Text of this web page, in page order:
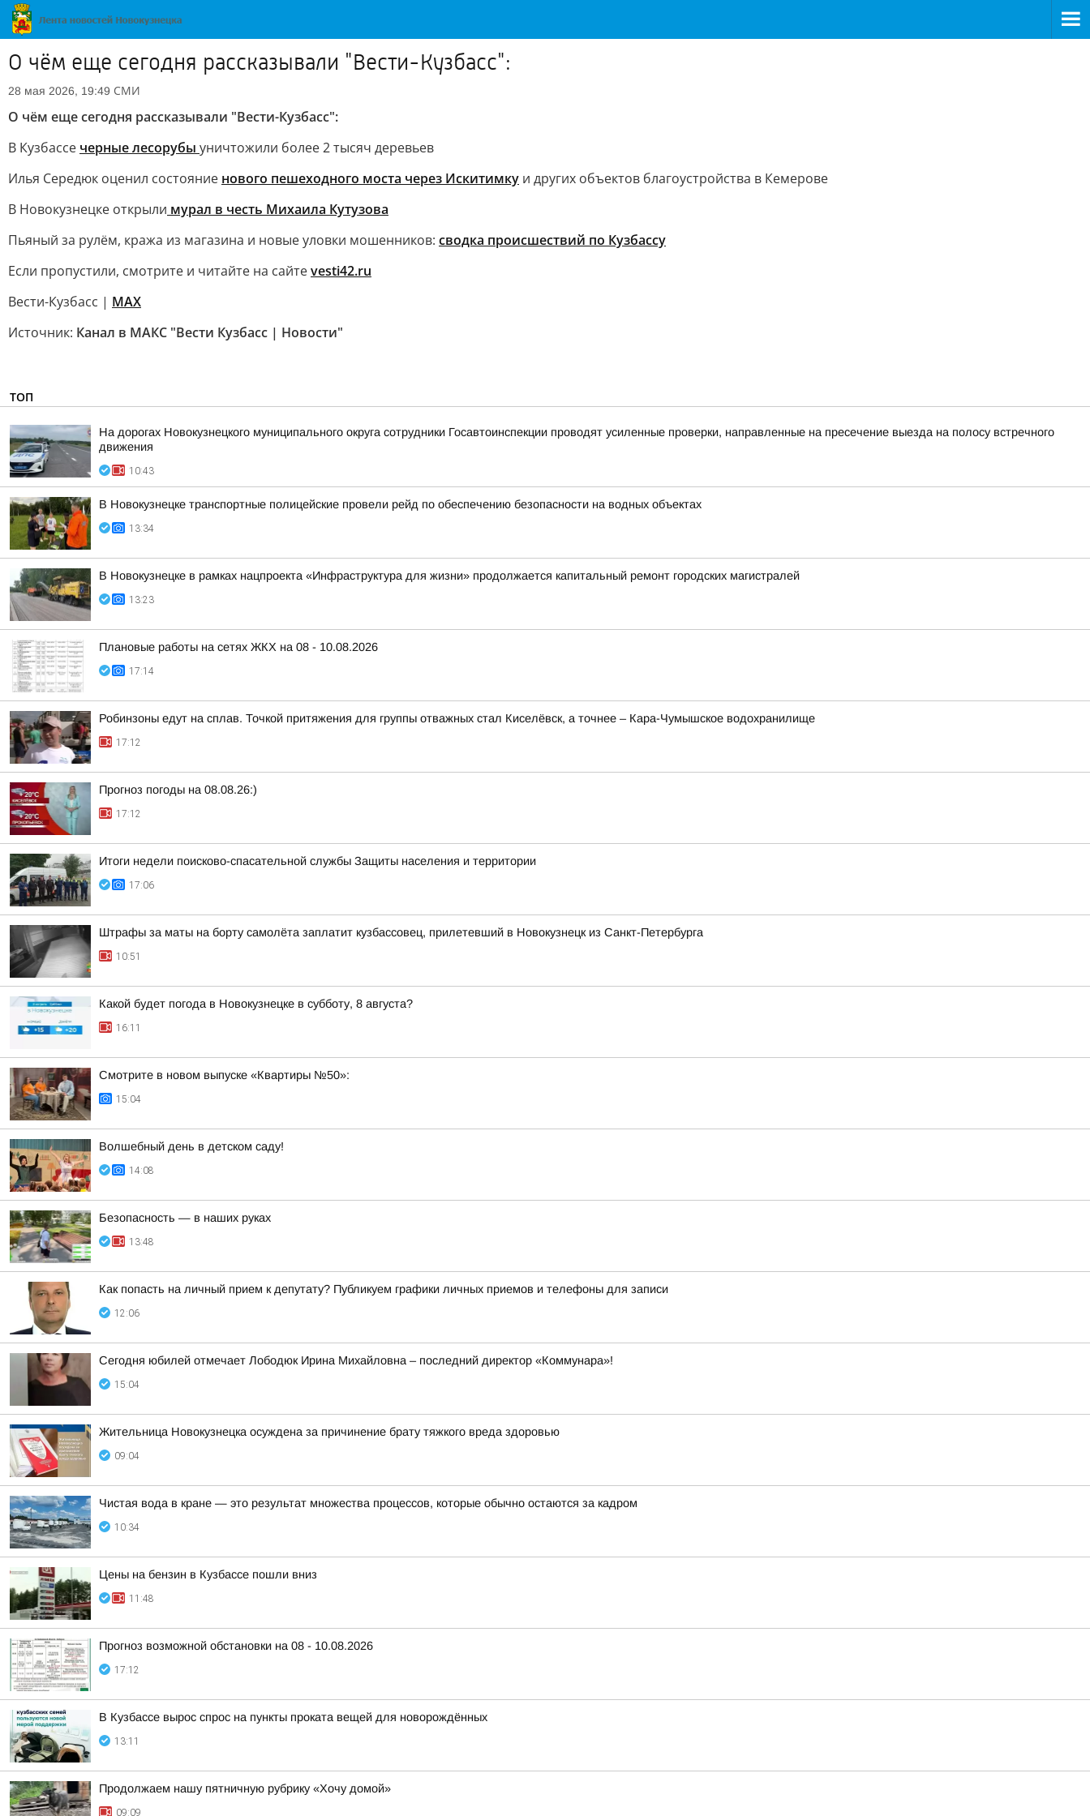
О чём еще сегодня рассказывали "Вести-Кузбасс":
28 мая 2026, 19:49 СМИ
О чём еще сегодня рассказывали "Вести-Кузбасс":
В Кузбассе черные лесорубы уничтожили более 2 тысяч деревьев
Илья Середюк оценил состояние нового пешеходного моста через Искитимку и других объектов благоустройства в Кемерове
В Новокузнецке открыли мурал в честь Михаила Кутузова
Пьяный за рулём, кража из магазина и новые уловки мошенников: сводка происшествий по Кузбассу
Если пропустили, смотрите и читайте на сайтеvesti42.ru
Вести-Кузбасс | MAX
Источник: Канал в МАКС "Вести Кузбасс | Новости"
ТОП
На дорогах Новокузнецкого муниципального округа сотрудники Госавтоинспекции проводят усиленные проверки, направленные на пресечение выезда на полосу встречного
движения
10:43
В Новокузнецке транспортные полицейские провели рейд по обеспечению безопасности на водных объектах
13:34
В Новокузнецке в рамках нацпроекта «Инфраструктура для жизни» продолжается капитальный ремонт городских магистралей
13:23
Плановые работы на сетях ЖКХ на 08 - 10.08.2026
17:14
Робинзоны едут на сплав. Точкой притяжения для группы отважных стал Киселёвск, а точнее – Кара-Чумышское водохранилище
17:12
Прогноз погоды на 08.08.26:)
17:12
Итоги недели поисково-спасательной службы Защиты населения и территории
17:06
Штрафы за маты на борту самолёта заплатит кузбассовец, прилетевший в Новокузнецк из Санкт-Петербурга
10:51
Какой будет погода в Новокузнецке в субботу, 8 августа?
16:11
Смотрите в новом выпуске «Квартиры №50»:
15:04
Волшебный день в детском саду!
14:08
Безопасность — в наших руках
13:48
Как попасть на личный прием к депутату? Публикуем графики личных приемов и телефоны для записи
12:06
Сегодня юбилей отмечает Лободюк Ирина Михайловна – последний директор «Коммунара»!
15:04
Жительница Новокузнецка осуждена за причинение брату тяжкого вреда здоровью
09:04
Чистая вода в кране — это результат множества процессов, которые обычно остаются за кадром
10:34
Цены на бензин в Кузбассе пошли вниз
11:48
Прогноз возможной обстановки на 08 - 10.08.2026
17:12
В Кузбассе вырос спрос на пункты проката вещей для новорождённых
13:11
Продолжаем нашу пятничную рубрику «Хочу домой»
09:09